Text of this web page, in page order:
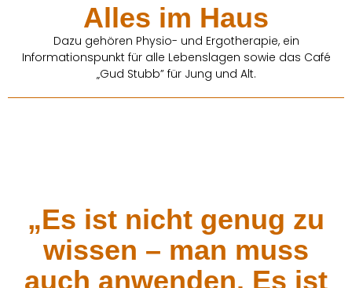
Alles im Haus
Dazu gehören Physio- und Ergotherapie, ein
Informationspunkt für alle Lebenslagen sowie das Café
„Gud Stubb” für Jung und Alt.
„Es ist nicht genug zu
wissen – man muss
auch anwenden. Es ist